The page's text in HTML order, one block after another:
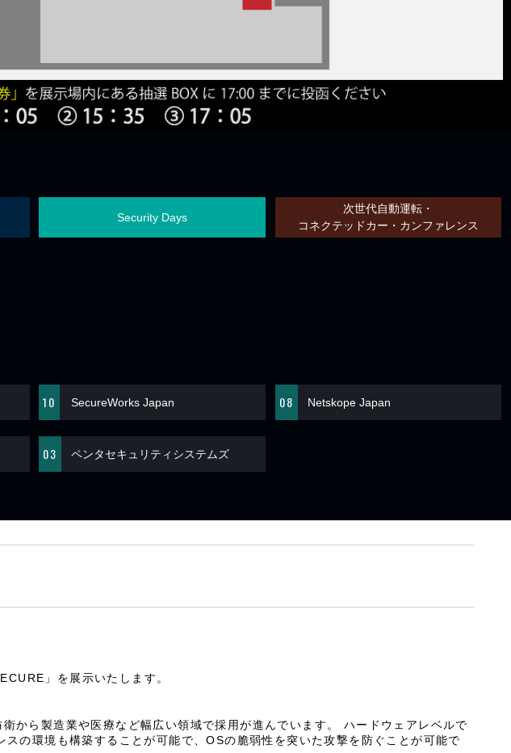
Security Days
次世代自動運転・
コネクテッドカー・カンファレンス
10 SecureWorks Japan 08 Netskope Japan
03 ペンタセキュリティシステムズ
」を展示いたします。
から製造業や医療など幅広い領域で採用が進んでいます。 ハードウェアレベルで
の環境も構築することが可能で、OSの脆弱性を突いた攻撃を防ぐことが可能で